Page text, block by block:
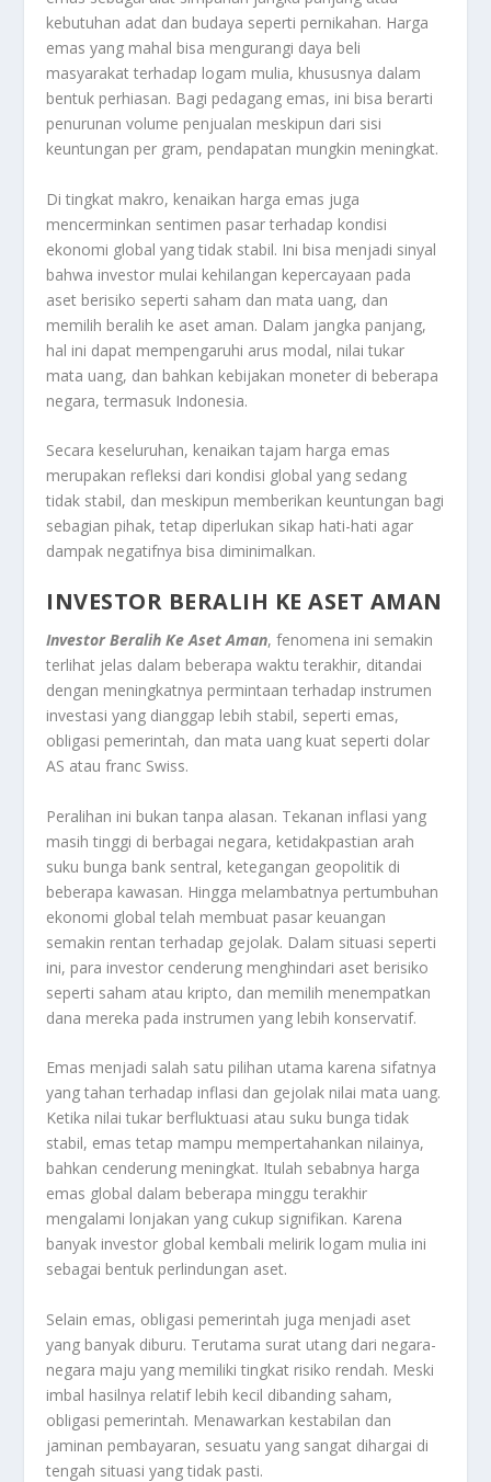
kebutuhan adat dan budaya seperti pernikahan. Harga
emas yang mahal bisa mengurangi daya beli
masyarakat terhadap logam mulia, khususnya dalam
bentuk perhiasan. Bagi pedagang emas, ini bisa berarti
penurunan volume penjualan meskipun dari sisi
keuntungan per gram, pendapatan mungkin meningkat.
Di tingkat makro, kenaikan harga emas juga
mencerminkan sentimen pasar terhadap kondisi
ekonomi global yang tidak stabil. Ini bisa menjadi sinyal
bahwa investor mulai kehilangan kepercayaan pada
aset berisiko seperti saham dan mata uang, dan
memilih beralih ke aset aman. Dalam jangka panjang,
hal ini dapat mempengaruhi arus modal, nilai tukar
mata uang, dan bahkan kebijakan moneter di beberapa
negara, termasuk Indonesia.
Secara keseluruhan, kenaikan tajam harga emas
merupakan refleksi dari kondisi global yang sedang
tidak stabil, dan meskipun memberikan keuntungan bagi
sebagian pihak, tetap diperlukan sikap hati-hati agar
dampak negatifnya bisa diminimalkan.
INVESTOR BERALIH KE ASET AMAN
Investor Beralih Ke Aset Aman, fenomena ini semakin
terlihat jelas dalam beberapa waktu terakhir, ditandai
dengan meningkatnya permintaan terhadap instrumen
investasi yang dianggap lebih stabil, seperti emas,
obligasi pemerintah, dan mata uang kuat seperti dolar
AS atau franc Swiss.
Peralihan ini bukan tanpa alasan. Tekanan inflasi yang
masih tinggi di berbagai negara, ketidakpastian arah
suku bunga bank sentral, ketegangan geopolitik di
beberapa kawasan. Hingga melambatnya pertumbuhan
ekonomi global telah membuat pasar keuangan
semakin rentan terhadap gejolak. Dalam situasi seperti
ini, para investor cenderung menghindari aset berisiko
seperti saham atau kripto, dan memilih menempatkan
dana mereka pada instrumen yang lebih konservatif.
Emas menjadi salah satu pilihan utama karena sifatnya
yang tahan terhadap inflasi dan gejolak nilai mata uang.
Ketika nilai tukar berfluktuasi atau suku bunga tidak
stabil, emas tetap mampu mempertahankan nilainya,
bahkan cenderung meningkat. Itulah sebabnya harga
emas global dalam beberapa minggu terakhir
mengalami lonjakan yang cukup signifikan. Karena
banyak investor global kembali melirik logam mulia ini
sebagai bentuk perlindungan aset.
Selain emas, obligasi pemerintah juga menjadi aset
yang banyak diburu. Terutama surat utang dari negara-
negara maju yang memiliki tingkat risiko rendah. Meski
imbal hasilnya relatif lebih kecil dibanding saham,
obligasi pemerintah. Menawarkan kestabilan dan
jaminan pembayaran, sesuatu yang sangat dihargai di
tengah situasi yang tidak pasti.